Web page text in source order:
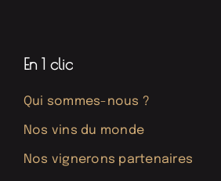
En 1 clic
Qui sommes-nous ?
Nos vins du monde
Nos vignerons partenaires